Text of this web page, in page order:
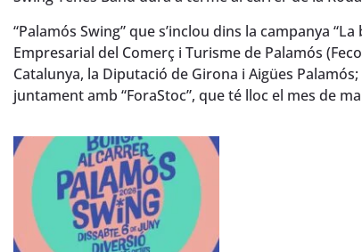
“Palamós Swing” que s’inclou dins la campanya
Empresarial del Comerç i Turisme de Palamós
Catalunya, la Diputació de Girona i Aigües
juntament amb “ForaStoc”, que té lloc el mes de